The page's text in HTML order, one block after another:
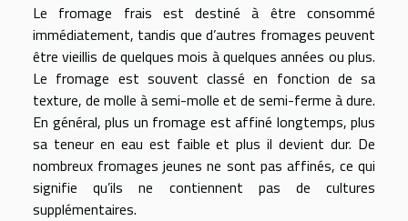
Le fromage frais est destiné à être consommé
immédiatement, tandis que d’autres fromages peuvent
être vieillis de quelques mois à quelques années ou plus.
Le fromage est souvent classé en fonction de sa
texture, de molle à semi-molle et de semi-ferme à dure.
En général, plus un fromage est affiné longtemps, plus
sa teneur en eau est faible et plus il devient dur. De
nombreux fromages jeunes ne sont pas affinés, ce qui
signifie qu’ils ne contiennent pas de cultures
supplémentaires.